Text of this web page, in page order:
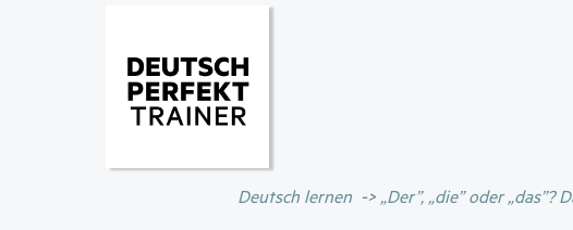
Deutsch lernen „Der”, „die” oder „das”?